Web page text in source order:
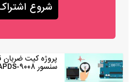
پروژه کیت ضربان
سنسور APDS-9008 و OLED